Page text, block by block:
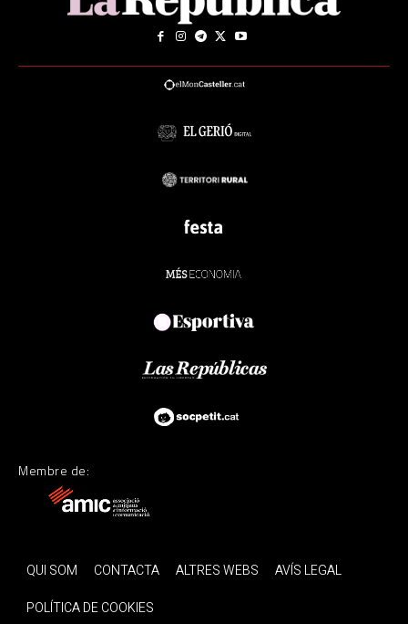
Membre de:
QUI SOM CONTACTA ALTRES WEBS
AVÍS LEGAL
POLÍTICA DE COOKIES